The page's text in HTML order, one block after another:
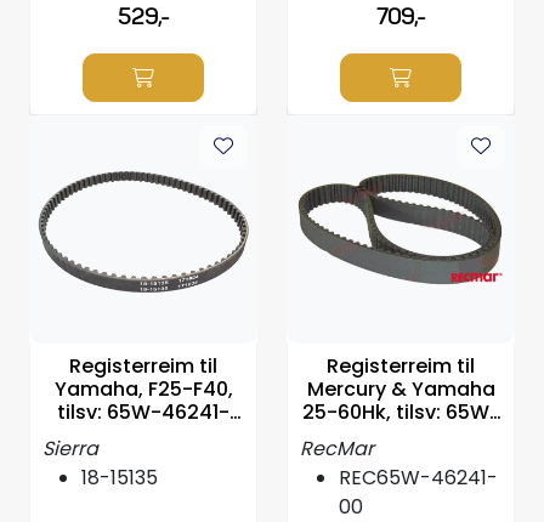
529,- 709,-
Registerreim til
Yamaha, F25-F40,
tilsv: 65W-46241-
Sierra
18-15135
Registerreim til
Mercury & Yamaha
25-60Hk, tilsv: 65W-
RecMar
REC65W-46241-
00